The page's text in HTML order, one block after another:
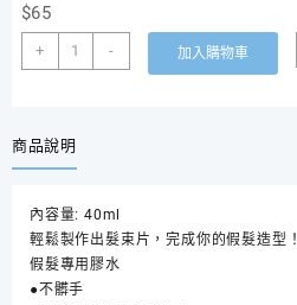
$65
+
快
作
~
片
膠
水
AS
- 加入購物車
商品說明
內容量: 40ml
輕鬆製作出髮束片，完成你的假髮造型！
假髮專用膠水
●不髒手